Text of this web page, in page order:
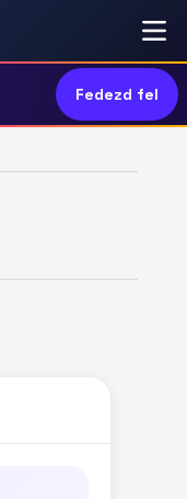
Fedezd fel